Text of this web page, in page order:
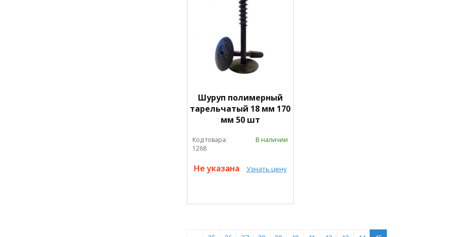
Шуруп полимерный
тарельчатый 18 мм 170
мм 50 шт
Код товара:
1268
В наличии
Не указана Узнать цену